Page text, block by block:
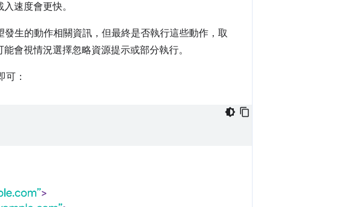
速度會更快。
生的動作相關資訊，但最終是否執行這些動作，取
會視情況選擇忽略資源提示或部分執行。
可：